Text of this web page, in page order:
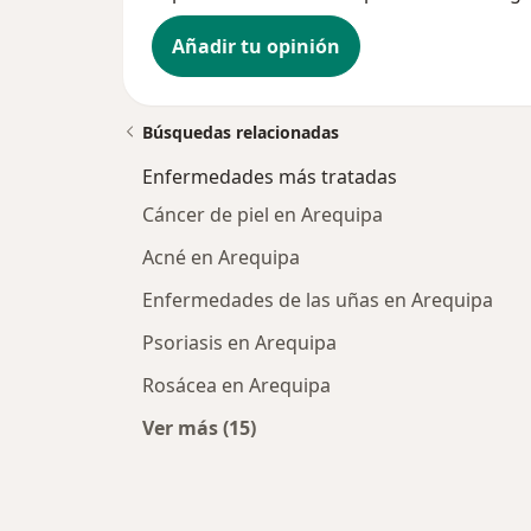
Añadir tu opinión
Búsquedas relacionadas
Enfermedades más tratadas
Cáncer de piel en Arequipa
Acné en Arequipa
Enfermedades de las uñas en Arequipa
Psoriasis en Arequipa
Rosácea en Arequipa
Ver más (15)